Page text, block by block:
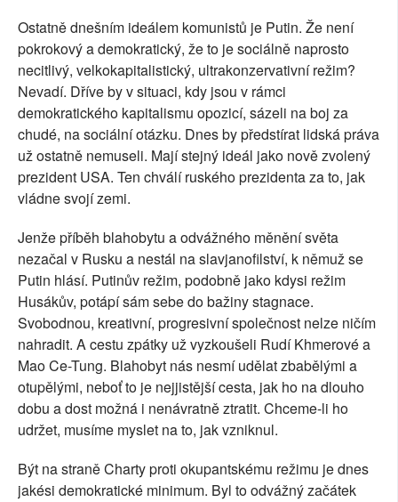
Ostatně dnešním ideálem komunistů je Putin. Že není
pokrokový a demokratický, že to je sociálně naprosto
necitlivý, velkokapitalistický, ultrakonzervativní režim?
Nevadí. Dříve by v situaci, kdy jsou v rámci
demokratického kapitalismu opozicí, sázeli na boj za
chudé, na sociální otázku. Dnes by předstírat lidská práva
už ostatně nemuseli. Mají stejný ideál jako nově zvolený
prezident USA. Ten chválí ruského prezidenta za to, jak
vládne svojí zemi.
Jenže příběh blahobytu a odvážného měnění světa
nezačal v Rusku a nestál na slavjanofilství, k němuž se
Putin hlásí. Putinův režim, podobně jako kdysi režim
Husákův, potápí sám sebe do bažiny stagnace.
Svobodnou, kreativní, progresivní společnost nelze ničím
nahradit. A cestu zpátky už vyzkoušeli Rudí Khmerové a
Mao Ce-Tung. Blahobyt nás nesmí udělat zbabělými a
otupělými, neboť to je nejjistější cesta, jak ho na dlouho
dobu a dost možná i nenávratně ztratit. Chceme-li ho
udržet, musíme myslet na to, jak vzniknul.
Být na straně Charty proti okupantskému režimu je dnes
jakési demokratické minimum. Byl to odvážný začátek